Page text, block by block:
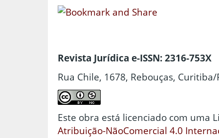
Revista Jurídica e-ISSN: 2316-753X
Rua Chile, 1678, Rebouças, Curitiba/
Este obra está licenciado com uma
Atribuição-NãoComercial 4.0